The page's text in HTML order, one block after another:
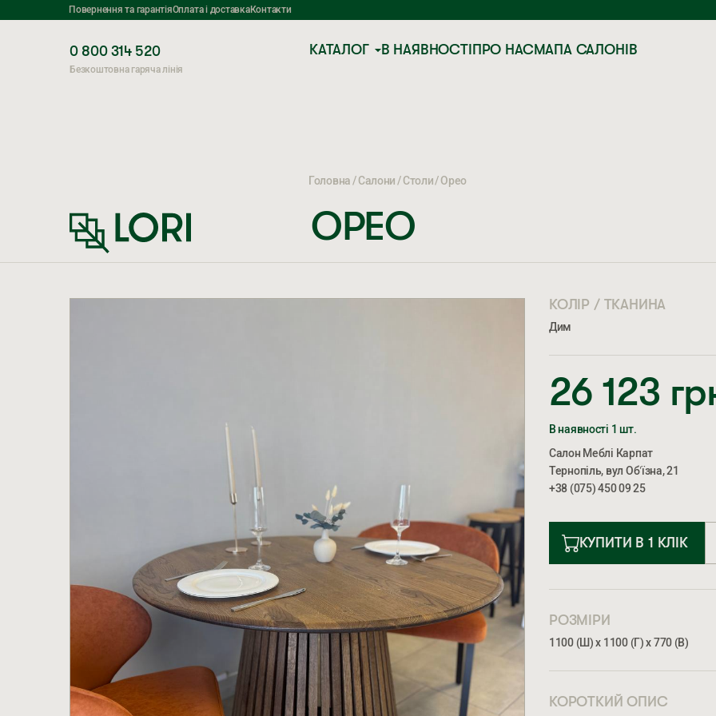
Повернення та гарантіяОплата і доставкаКонтакти
0 800 314 520
Безкоштовна гаряча лінія
КАТАЛОГ В НАЯВНОСТІ ПРО НАСМАПА САЛОНІВ
Головна Салони Столи Орео
ОРЕО
КОЛІР / ТКАНИНА
Дим
26 123
В наявності 1 шт.
Салон Меблі Карпат
Тернопіль, вул Об’їзна, 21
+38 (075) 450 09 25
КУПИТИ В 1 КЛІК
РОЗМІРИ
1100 (Ш) х 1100 (Г) х 770 (В)
КОРОТКИЙ ОПИС